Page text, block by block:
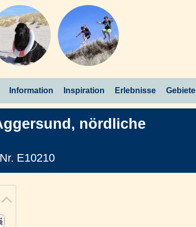
Information Inspiration Erlebnisse Gebiete
, nördliche
E10210